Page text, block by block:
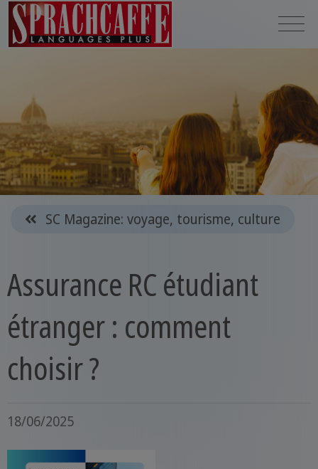
SC Magazine: voyage, tourisme, culture
Assurance RC étudiant
étranger : comment
choisir ?
18/06/2025